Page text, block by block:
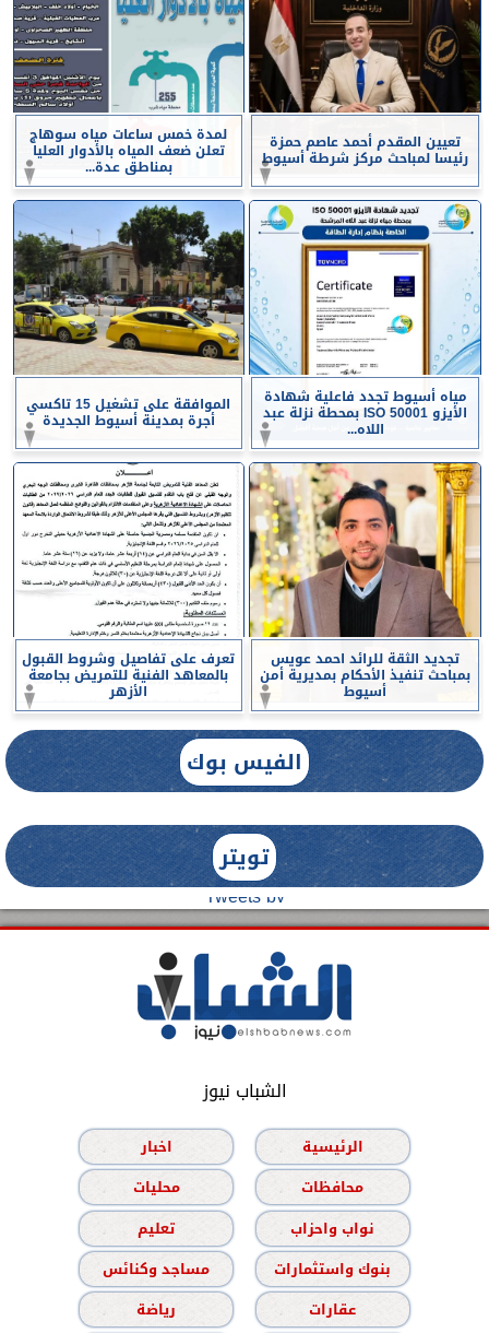
تعيين المقدم أحمد عاصم حمزة
رئيسا لمباحث مركز شرطة أسيوط
لمدة خمس ساعات مياه سوهاج
تعلن ضعف المياه بالأدوار العليا
بمناطق عدة...
مياه أسيوط تجدد فاعلية شهادة
الأيزو ISO 50001 بمحطة نزلة عبد
اللاه...
الموافقة على تشغيل 15 تاكسي
أجرة بمدينة أسيوط الجديدة
تجديد الثقة للرائد احمد عويس
بمباحث تنفيذ الأحكام بمديرية أمن
أسيوط
تعرف على تفاصيل وشروط القبول
بالمعاهد الفنية للتمريض بجامعة
الأزهر
الفيس بوك
تويتر
Tweets by
الشباب نيوز
الرئيسية
اخبار
محافظات
محليات
نواب واحزاب
تعليم
بنوك واستثمارات
مساجد وكنائس
عقارات
رياضة